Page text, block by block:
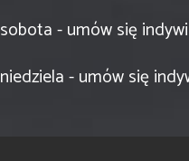
sobota - umów się
niedziela - umów się